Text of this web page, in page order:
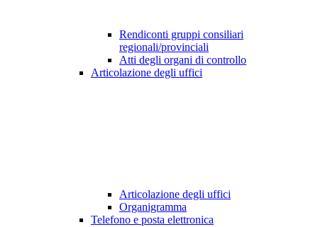
Rendiconti gruppi consiliari
regionali/provinciali
Atti degli organi di controllo
Articolazione degli uffici
Articolazione degli uffici
Organigramma
Telefono e posta elettronica